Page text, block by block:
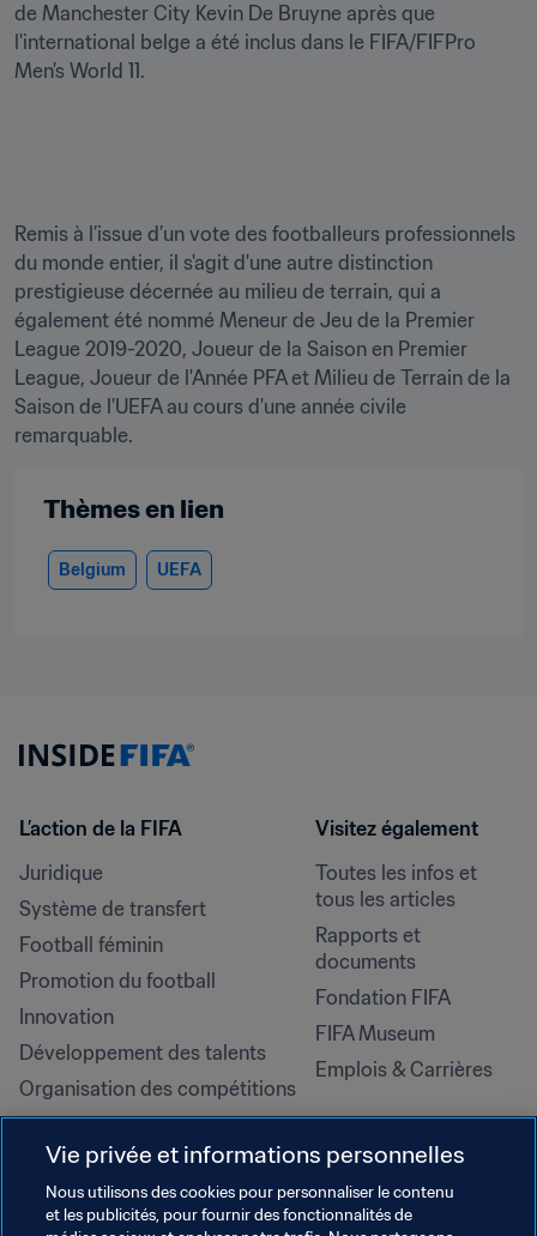
de Manchester City Kevin De Bruyne après que
l'international belge a été inclus dans le FIFA/FIFPro
Men’s World 11.
Remis à l’issue d’un vote des footballeurs professionnels
du monde entier, il s'agit d'une autre distinction
prestigieuse décernée au milieu de terrain, qui a
également été nommé Meneur de Jeu de la Premier
League 2019-2020, Joueur de la Saison en Premier
League, Joueur de l'Année PFA et Milieu de Terrain de la
Saison de l'UEFA au cours d'une année civile
remarquable.
Thèmes en lien
Belgium UEFA
L’action de la FIFA
Juridique
Système de transfert
Football féminin
Promotion du football
Innovation
Développement des talents
Organisation des compétitions
Développement durable
Droits de l'homme et lutte contre
la discrimination
Santé et médical
Visitez également
Toutes les infos et
tous les articles
Rapports et
documents
Fondation FIFA
FIFA Museum
Emplois & Carrières
Vie privée et informations personnelles
Nous utilisons des cookies pour personnaliser le contenu
et les publicités, pour fournir des fonctionnalités de